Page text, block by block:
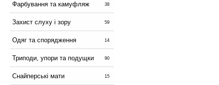
Фарбування та камуфляж 38
Захист слуху і зору 59
Одяг та спорядження 14
Триподи, упори та подущки 90
Снайперські мати 15